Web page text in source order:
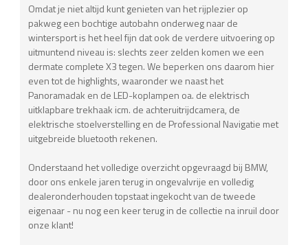
Omdat je niet altijd kunt genieten van het rijplezier op
pakweg een bochtige autobahn onderweg naar de
wintersport is het heel fijn dat ook de verdere uitvoering op
uitmuntend niveau is: slechts zeer zelden komen we een
dermate complete X3 tegen. We beperken ons daarom hier
even tot de highlights, waaronder we naast het
Panoramadak en de LED-koplampen oa. de elektrisch
uitklapbare trekhaak icm. de achteruitrijdcamera, de
elektrische stoelverstelling en de Professional Navigatie met
uitgebreide bluetooth rekenen.
Onderstaand het volledige overzicht opgevraagd bij BMW,
door ons enkele jaren terug in ongevalvrije en volledig
dealeronderhouden topstaat ingekocht van de tweede
eigenaar - nu nog een keer terug in de collectie na inruil door
onze klant!